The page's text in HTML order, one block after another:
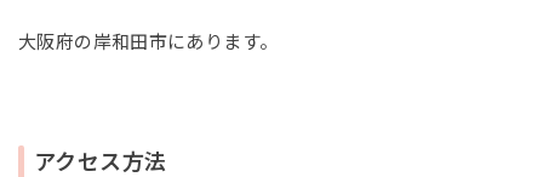
大阪府の岸和田市にあります。
アクセス方法